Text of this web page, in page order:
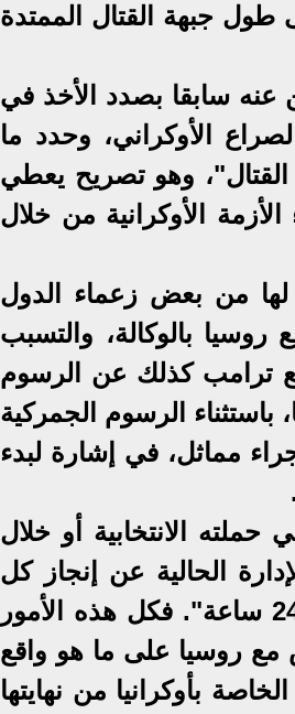
جبهة القتال الممتدة
عنه سابقا بصدد الأخذ في
الأوكراني، وحدد ما
القتال"، وهو تصريح يعطي
الأوكرانية من خلال
من بعض زعماء الدول
بالوكالة، والتسبب
ترامب كذلك عن الرسوم
فرضها 2 أبريل الجاري، وعلّقها لمدة 90 يوما، باستثناء الرسوم الجمركية
مماثل، في إشارة لبدء
الانتخابية أو خلال
الحالية عن إنجاز كل
الأحلام الوردية، التي بدأت بـ "إنهاء الأزمة الأوكرانية في 24 ساعة". فكل هذه الأمور
مع روسيا على ما هو واقع
بأوكرانيا من نهايتها